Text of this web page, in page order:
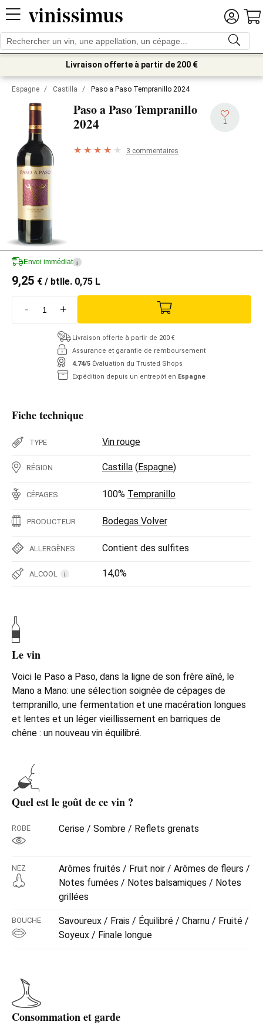
Livraison offerte à partir de 200 €
Espagne / Castilla / Paso a Paso Tempranillo 2024
Paso a Paso Tempranillo
2024 1
3 commentaires
Envoi immédiat i
9,25 € / btlle. 0,75 L
- +
Livraison offerte à partir de 200 €
Assurance et garantie de remboursement
4.74/5 Évaluation du Trusted Shops
Expédition depuis un entrepôt en Espagne
Fiche technique
TYPE Vin rouge
RÉGION Castilla (Espagne)
CÉPAGES 100% Tempranillo
PRODUCTEUR Bodegas Volver
ALLERGÈNES Contient des sulfites
ALCOOL i 14,0%
Le vin
Voici le Paso a Paso, dans la ligne de son frère aîné, le
Mano a Mano: une sélection soignée de cépages de
tempranillo, une fermentation et une macération longues
et lentes et un léger vieillissement en barriques de
chêne : un nouveau vin équilibré.
Quel est le goût de ce vin ?
ROBE Cerise / Sombre / Reflets grenats
NEZ
Arômes fruités / Fruit noir / Arômes de fleurs /
Notes fumées / Notes balsamiques / Notes
grillées
BOUCHE
Savoureux / Frais / Équilibré / Charnu / Fruité /
Soyeux / Finale longue
Consommation et garde